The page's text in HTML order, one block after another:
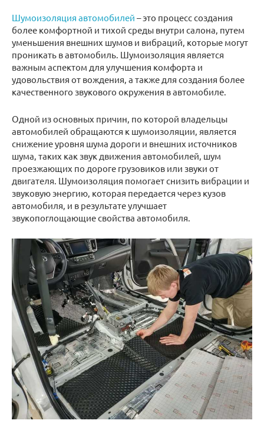
Шумоизоляция автомобилей – это процесс создания
более комфортной и тихой среды внутри салона, путем
уменьшения внешних шумов и вибраций, которые могут
проникать в автомобиль. Шумоизоляция является
важным аспектом для улучшения комфорта и
удовольствия от вождения, а также для создания более
качественного звукового окружения в автомобиле.
Одной из основных причин, по которой владельцы
автомобилей обращаются к шумоизоляции, является
снижение уровня шума дороги и внешних источников
шума, таких как звук движения автомобилей, шум
проезжающих по дороге грузовиков или звуки от
двигателя. Шумоизоляция помогает снизить вибрации и
звуковую энергию, которая передается через кузов
автомобиля, и в результате улучшает
звукопоглощающие свойства автомобиля.